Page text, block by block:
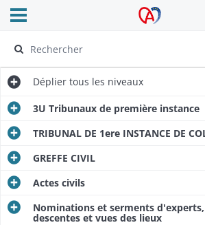
Archives Alsace -
Ouvrir le menu déroulant
Déplier tous les niveaux
3U Tribunaux de première instance
TRIBUNAL DE 1ere INSTANCE DE
GREFFE CIVIL
Actes civils
Nominations et serments
descentes et vues des lieux